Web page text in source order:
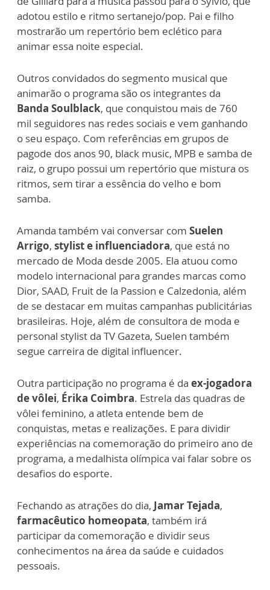
adotou estilo e ritmo sertanejo/pop. Pai e filho
mostrarão um repertório bem eclético para
animar essa noite especial.
Outros convidados do segmento musical que
animarão o programa são os integrantes da
Banda Soulblack, que conquistou mais de 760
mil seguidores nas redes sociais e vem ganhando
o seu espaço. Com referências em grupos de
pagode dos anos 90, black music, MPB e samba de
raiz, o grupo possui um repertório que mistura os
ritmos, sem tirar a essência do velho e bom
samba.
Amanda também vai conversar com Suelen
Arrigo, stylist e influenciadora, que está no
mercado de Moda desde 2005. Ela atuou como
modelo internacional para grandes marcas como
Dior, SAAD, Fruit de la Passion e Calzedonia, além
de se destacar em muitas campanhas publicitárias
brasileiras. Hoje, além de consultora de moda e
personal stylist da TV Gazeta, Suelen também
segue carreira de digital influencer.
Outra participação no programa é da ex-jogadora
de vôlei, Érika Coimbra. Estrela das quadras de
vôlei feminino, a atleta entende bem de
conquistas, metas e realizações. E para dividir
experiências na comemoração do primeiro ano de
programa, a medalhista olímpica vai falar sobre os
desafios do esporte.
Fechando as atrações do dia, Jamar Tejada,
farmacêutico homeopata, também irá
participar da comemoração e dividir seus
conhecimentos na área da saúde e cuidados
pessoais.